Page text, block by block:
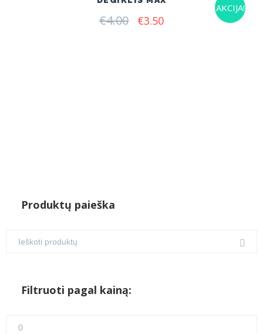
AKCIJA!
€4.00 Original
€3.50Current
Produktų paieška
Filtruoti pagal kainą: